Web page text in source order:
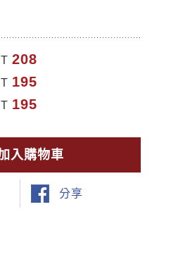
208
195
195
入購物車
分享